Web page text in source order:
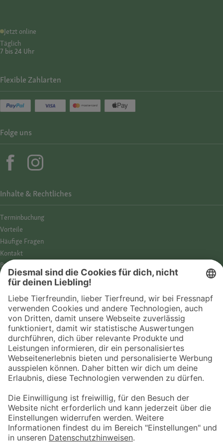
Jetzt online
Täglich
7 bis 24 Uhr
© 2026 Fressnapf Tiernahrungs GmbH
Westpreußenstraße 32-38
47809 Krefeld
Inhalte & Rechtliches
Termin­buchung
Vorteile
Häufige Fragen
Kontakt
Barrierefreiheit
Impressum
Datenschutz­hinweise
Cookies
AGB
Entdecke Fressnapf
Tierversicherung
GPS-Tracker
Fressnapf Salon
Online-Shop
Flexible Zahlarten
Folge uns